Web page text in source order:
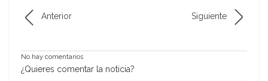
Anterior Siguiente
No hay comentarios
¿Quieres comentar la noticia?